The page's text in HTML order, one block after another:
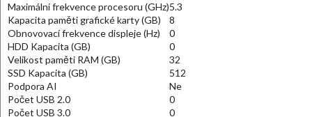
Maximální frekvence procesoru (GHz)5.3
Kapacita paměti grafické karty (GB)
8
Obnovovací frekvence displeje (Hz)
0
HDD Kapacita (GB)
0
Velikost paměti RAM (GB)
32
SSD Kapacita (GB)
512
Podpora AI
Ne
Počet USB 2.0
0
Počet USB 3.0
0